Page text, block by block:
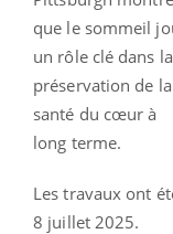
que le sommeil
un rôle clé dans la
préservation de la
santé du cœur à
long terme.
Les travaux ont
8 juillet 2025.